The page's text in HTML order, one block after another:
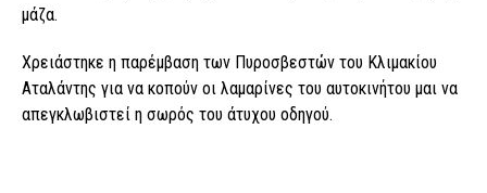
μάζα.
Χρειάστηκε η παρέμβαση των Πυροσβεστών του Κλιμακίου
Αταλάντης για να κοπούν οι λαμαρίνες του αυτοκινήτου μαι να
απεγκλωβιστεί η σωρός του άτυχου οδηγού.